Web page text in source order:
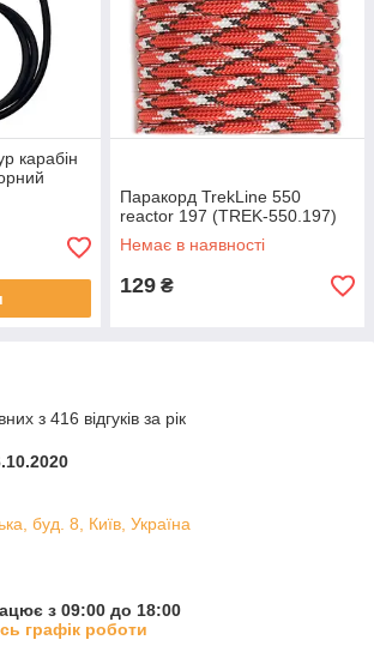
карабін
Паракорд TrekLine 550
reactor 197 (TREK-550.197)
Немає в наявності
129 ₴
з 416 відгуків за рік
буд. 8, Київ, Україна
з 09:00 до 18:00
графік роботи